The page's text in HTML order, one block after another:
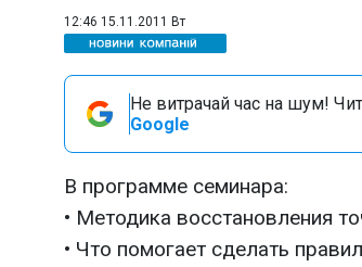
12:46 15.11.2011 Вт
Не витрачай час на шум!
Google
В программе семинара:
• Методика восстановления
• Что помогает сделать